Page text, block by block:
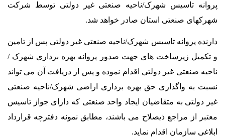
پروانه تاسیس شهرک/ناحیه صنعتی غیر دولتی توسط شرکت
شهرکهای صنعتی استان صادر خواهد شد.
دارنده پروانه تاسیس شهرک/ناحیه صنعتی غیر دولتی پس از تامین
و تکمیل زیرساخت های جهت صدور پروانه بهره برداری شهرک /
ناحیه صنعتی غیر دولتی اقدام نموده و پس از دریافت آن می تواند
نسبت به واگذاری حق بهره برداری اراضی شهرک/ناحیه صنعتی
غیر دولتی به متقاضیان ایجاد واحد صنعتی که دارای جواز تاسیس
معتبر از مراجع ذیصلاح می باشند، مطابق نمونه دفترچه قرارداد
ابلاغی سازمان اقدام نماید.